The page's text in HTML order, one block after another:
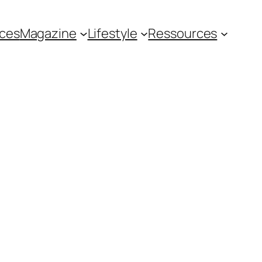
Magazine Lifestyle Ressources